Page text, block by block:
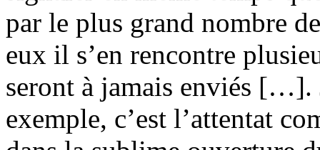
par le plus grand nombre
eux il s’en rencontre
seront à jamais enviés […].
exemple, c’est l’attentat